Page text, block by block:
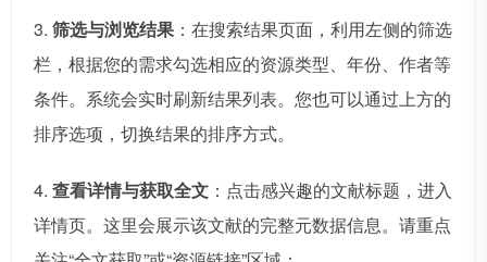
3. 筛选与浏览结果 ：在搜索结果页面，利用左侧的筛选
栏，根据您的需求勾选相应的资源类型、年份、作者等
条件。系统会实时刷新结果列表。您也可以通过上方的
排序选项，切换结果的排序方式。
4. 查看详情与获取全文 ：点击感兴趣的文献标题，进入
详情页。这里会展示该文献的完整元数据信息。请重点